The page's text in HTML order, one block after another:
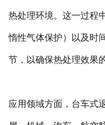
热处理环境。这一过程
惰性气体保护）以及时
节，以确保热处理效果
应用领域方面，台车式